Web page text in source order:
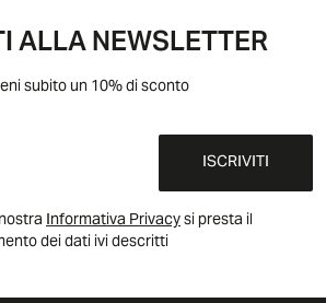
ALLA NEWSLETTER
subito un 10% di sconto
ISCRIVITI
Informativa Privacysi presta il
dei dati ivi descritti